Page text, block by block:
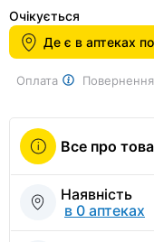
1
of
1
Очікується
Де є в аптеках по
Оплата Повернення
Все про
Наявність
в 0 аптеках